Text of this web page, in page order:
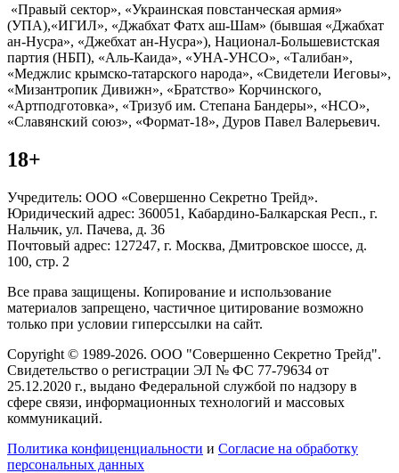
«Правый сектор», «Украинская повстанческая армия»
(УПА),«ИГИЛ», «Джабхат Фатх аш-Шам» (бывшая «Джабхат
ан-Нусра», «Джебхат ан-Нусра»), Национал-Большевистская
партия (НБП), «Аль-Каида», «УНА-УНСО», «Талибан»,
«Меджлис крымско-татарского народа», «Свидетели Иеговы»,
«Мизантропик Дивижн», «Братство» Корчинского,
«Артподготовка», «Тризуб им. Степана Бандеры», «НСО»,
«Славянский союз», «Формат-18», Дуров Павел Валерьевич.
18+
Учредитель: ООО «Совершенно Секретно Трейд».
Юридический адрес: 360051, Кабардино-Балкарская Респ., г.
Нальчик, ул. Пачева, д. 36
Почтовый адрес: 127247, г. Москва, Дмитровское шоссе, д.
100, стр. 2
Все права защищены. Копирование и использование
материалов запрещено, частичное цитирование возможно
только при условии гиперссылки на сайт.
Copyright © 1989-2026. ООО "Совершенно Секретно Трейд".
Свидетельство о регистрации ЭЛ № ФС 77-79634 от
25.12.2020 г., выдано Федеральной службой по надзору в
сфере связи, информационных технологий и массовых
коммуникаций.
Политика конфиценциальности и Согласие на обработку
персональных данных